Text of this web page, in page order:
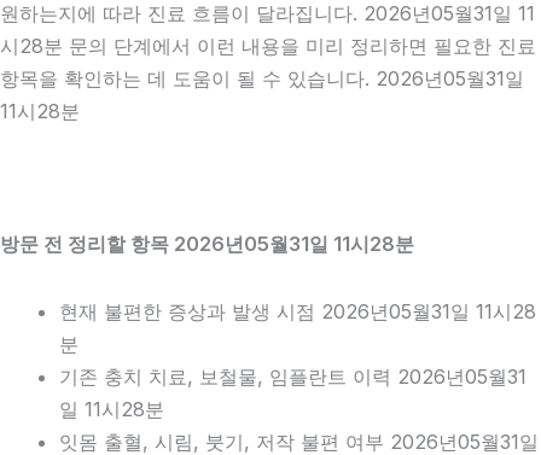
원하는지에 따라 진료 흐름이 달라집니다. 2026년05월31일 11
시28분 문의 단계에서 이런 내용을 미리 정리하면 필요한 진료
항목을 확인하는 데 도움이 될 수 있습니다. 2026년05월31일
11시28분
방문 전 정리할 항목 2026년05월31일 11시28분
현재 불편한 증상과 발생 시점 2026년05월31일 11시28
분
기존 충치 치료, 보철물, 임플란트 이력 2026년05월31
일 11시28분
잇몸 출혈, 시림, 붓기, 저작 불편 여부 2026년05월31일